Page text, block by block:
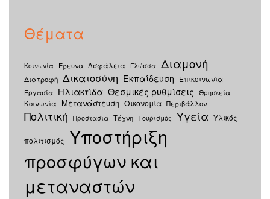
Θέματα
Kοινωνία Έρευνα Ασφάλεια Γλώσσα Διαμονή
Διατροφή Δικαιοσύνη Εκπαίδευση Επικοινωνία
Εργασία Ηλιακτίδα Θεσμικές ρυθμίσεις Θρησκεία
Κοινωνία Μετανάστευση Οικονομία Περιβάλλον
Πολιτική Προστασία Τέχνη Τουρισμός Υγεία Υλικός
πολιτισμός Υποστήριξη
προσφύγων και
μεταναστών